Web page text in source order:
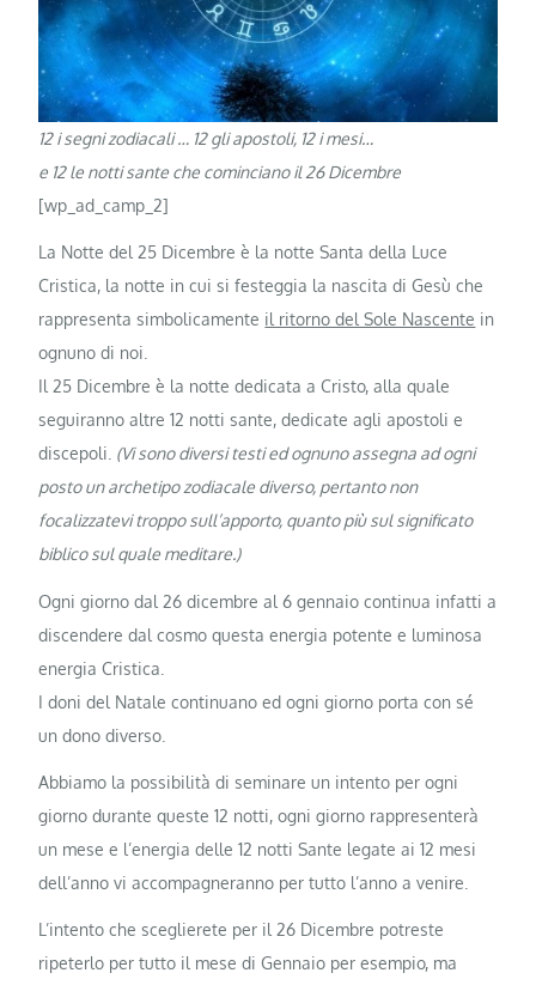
12 i segni zodiacali … 12 gli apostoli, 12 i mesi…
e 12 le notti sante che cominciano il 26 Dicembre
[wp_ad_camp_2]
La Notte del 25 Dicembre è la notte Santa della Luce
Cristica, la notte in cui si festeggia la nascita di Gesù che
rappresenta simbolicamente il ritorno del Sole Nascente in
ognuno di noi.
Il 25 Dicembre è la notte dedicata a Cristo, alla quale
seguiranno altre 12 notti sante, dedicate agli apostoli e
discepoli. (Vi sono diversi testi ed ognuno assegna ad ogni
posto un archetipo zodiacale diverso, pertanto non
focalizzatevi troppo sull’apporto, quanto più sul significato
biblico sul quale meditare.)
Ogni giorno dal 26 dicembre al 6 gennaio continua infatti a
discendere dal cosmo questa energia potente e luminosa
energia Cristica.
I doni del Natale continuano ed ogni giorno porta con sé
un dono diverso.
Abbiamo la possibilità di seminare un intento per ogni
giorno durante queste 12 notti, ogni giorno rappresenterà
un mese e l’energia delle 12 notti Sante legate ai 12 mesi
dell’anno vi accompagneranno per tutto l’anno a venire.
L’intento che sceglierete per il 26 Dicembre potreste
ripeterlo per tutto il mese di Gennaio per esempio, ma